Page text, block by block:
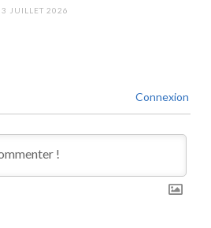
3 JUILLET 2026
Connexion